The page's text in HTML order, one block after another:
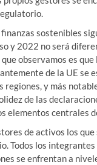
sostenibles
y 2022 no será
observamos es
de la UE se
regiones, y más
de las
elementos centrales
de activos los
Todos los integrantes
se enfrentan a